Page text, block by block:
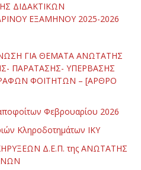
ΔΙΔΑΚΤΙΚΩΝ
ΕΞΑΜΗΝΟΥ 2025-2026
ΓΙΑ ΘΕΜΑΤΑ ΑΝΩΤΑΤΗΣ
ΠΑΡΑΤΑΣΗΣ- ΥΠΕΡΒΑΣΗΣ
ΦΟΙΤΗΤΩΝ – [ΑΡΘΡΟ
Φεβρουαρίου 2026
Κληροδοτημάτων ΙΚΥ
Δ.Ε.Π. της ΑΝΩΤΑΤΗΣ